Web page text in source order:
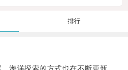
排行